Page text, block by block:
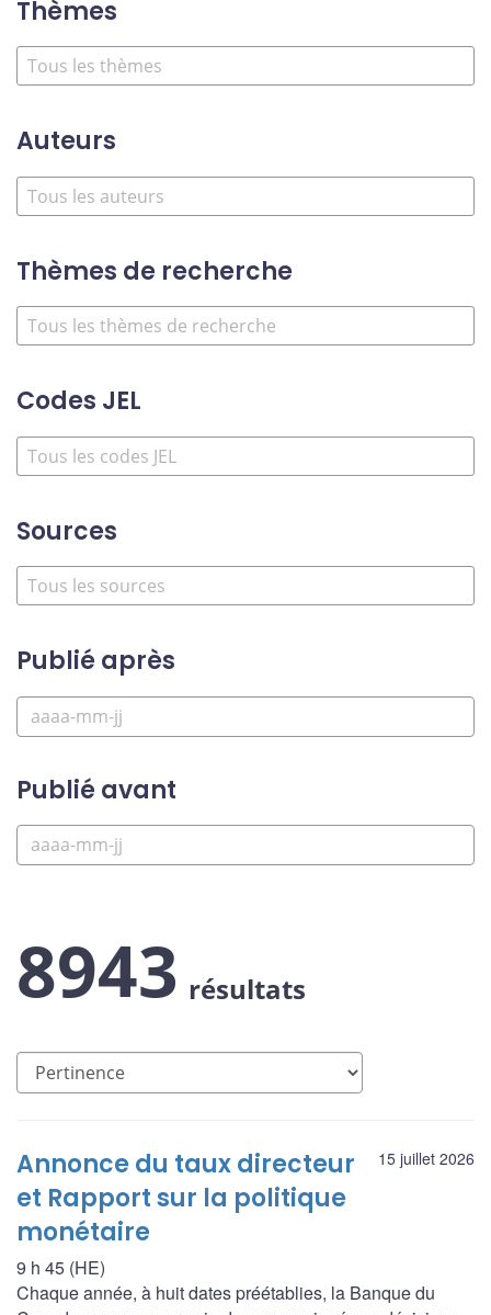
Thèmes
Auteurs
Thèmes de recherche
Codes JEL
Sources
Publié après
Publié avant
8943 résultats
15 juillet 2026
Annonce du taux directeur
et Rapport sur la politique
monétaire
9 h 45 (HE)
Chaque année, à huit dates préétablies, la Banque du